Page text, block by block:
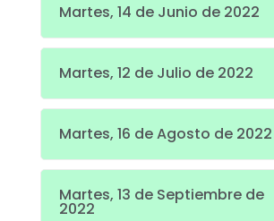
Martes, 14 de Junio de 2022
Martes, 12 de Julio de 2022
Martes, 16 de Agosto de 2022
Martes, 13 de Septiembre de
2022